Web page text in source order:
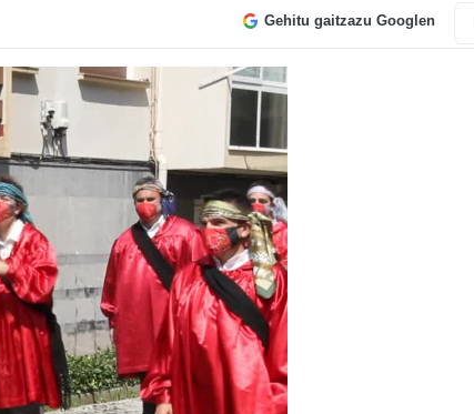
Gehitu gaitzazu Googlen